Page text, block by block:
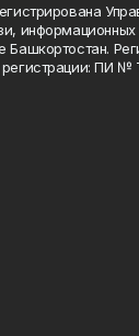
Башкортостан.
ПИ №